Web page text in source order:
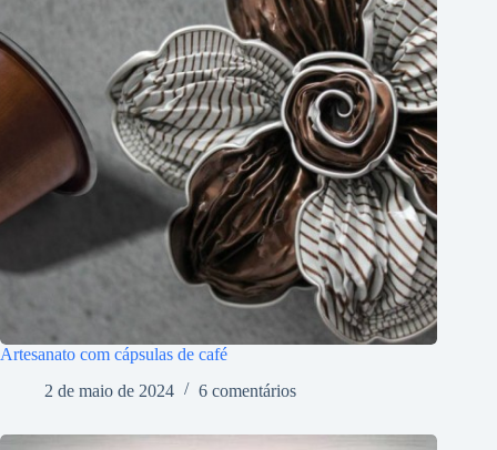
Artesanato com cápsulas de café
2 de maio de 2024
6 comentários